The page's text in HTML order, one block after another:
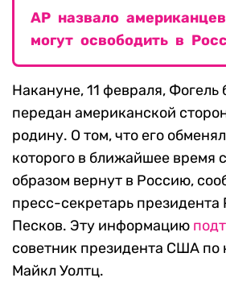
AP назвало
могут освободить в
Накануне, 11 февраля,
передан американской
родину. О том, что его
которого в ближайшее время
образом вернут в Россию,
пресс-секретарь
Песков. Эту информацию
советник президента США по
Майкл Уолтц.